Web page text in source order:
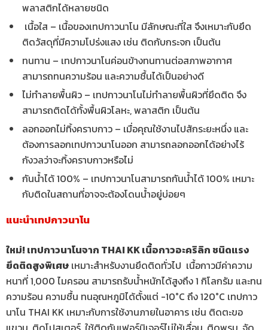
พลาสติกได้หลายชนิด
เนื้อใส – เนื้อของเทปกาวนาโน มีลักษณะที่ใส จึงเหมาะกับยึด
ติดวัสดุที่มีความโปร่งแสง เช่น ติดกับกระจก เป็นต้น
ทนทาน – เทปกาวนาโนค่อนข้างทนทานต่อสภาพอากาศ
สามารถทนความร้อน และความชื้นได้เป็นอย่างดี
ไม่ทำลายพื้นผิว – เทปกาวนาโนไม่ทำลายพื้นผิวที่ยึดติด จึง
สามารถติดได้ทั้งพื้นผิวโลหะ, พลาสติก เป็นต้น
ลอกออกไม่ทิ้งคราบกาว – เมื่อคุณใช้งานไปสักระยะหนึ่ง และ
ต้องการลอกเทปกาวนาโนออก สามารถลอกออกได้อย่างไร้
กังวลว่าจะทิ้งคราบกาวหรือไม่
กันน้ำได้ 100% – เทปกาวนาโนสามารถกันน้ำได้ 100% เหมาะ
กับติดในสถานที่อาจจะต้องโดนน้ำอยู่บ่อยๆ
แนะนำเทปกาวนาโน
ใหม่! เทปกาวนาโนจาก THAI KK เนื้อกาวอะคริลิก ชนิดแรง
ยึดติดสูงพิเศษ เหมาะสำหรับงานยึดติดทั่วไป เนื้อกาวมีค่าความ
หนาที่ 1,000 ไมครอน สามารถรับน้ำหนักได้สูงถึง 1 กิโลกรัม และทน
ความร้อน ความชื้น ทนอุณหภูมิได้ตั้งแต่ -10°C ถึง 120°C เทปกาว
นาโน THAI KK เหมาะกับการใช้งานภายในอาคาร เช่น ติดตะขอ